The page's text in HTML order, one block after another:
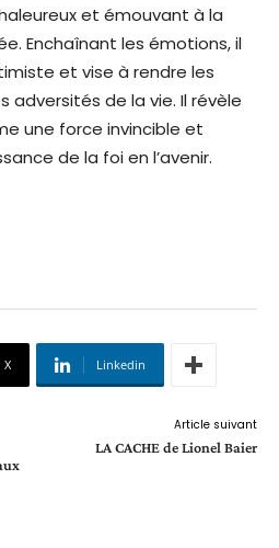
et émouvant à la
Enchaînant les émotions, il
et vise à rendre les
adversités de la vie. Il révèle
une force invincible et
de la foi en l’avenir.
X Linkedin
Article suivant
LA CACHE de Lionel Baier